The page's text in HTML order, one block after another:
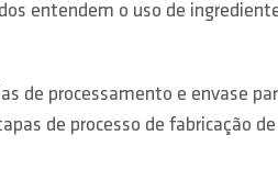
entendem o uso de
de processamento e envase
de processo de fabricação